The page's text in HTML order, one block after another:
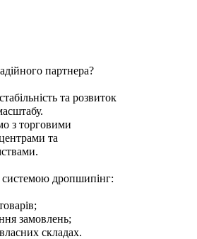
партнера?
та розвиток
з торговими
та
дропшипінг:
замовлень;
складах.